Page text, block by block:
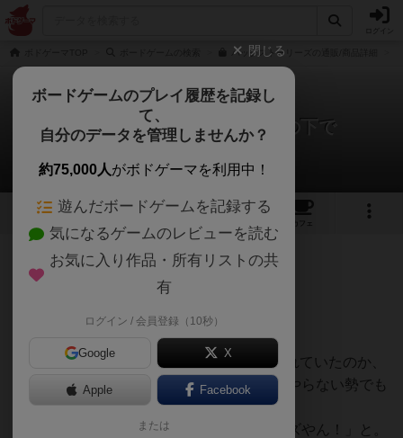
バックストーリーズの通販/商品詳細
バックストーリーズ：氷雪の下で
nabekohさんのレビュー
1 2
カフェ
502名 3名 0 7ヶ月前
まず驚いたのがこの作品の認知度。
TikTokやショート動画でたくさんシェアされていたのか、
非ゲーマーやいつも紹介されたゲームしかやらない勢でも
知っていました。
カバンから取り出すと「バックストーリーズやん！」と。
閉じる
ボードゲームのプレイ履歴を記録し
て、
自分のデータを管理しませんか？
約75,000人がボドゲーマを利用中！
遊んだボードゲームを記録する
気になるゲームのレビューを読む
お気に入り作品・所有リストの共
有
ログイン / 会員登録（10秒）
Google X
Apple Facebook
または